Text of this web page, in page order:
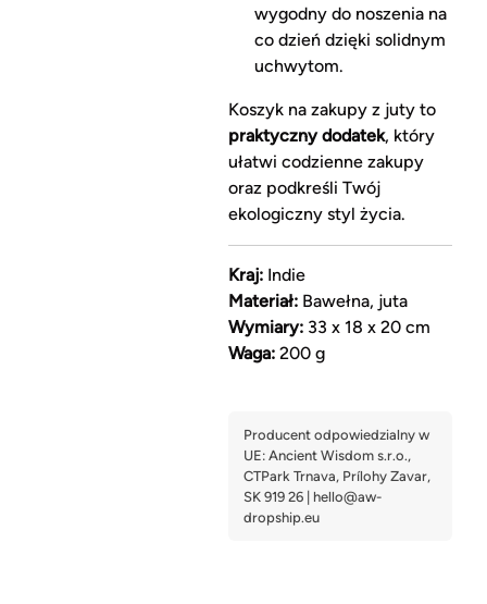
wygodny do noszenia na
co dzień dzięki solidnym
uchwytom.
Koszyk na zakupy z juty to
praktyczny dodatek, który
ułatwi codzienne zakupy
oraz podkreśli Twój
ekologiczny styl życia.
Kraj:Indie
Materiał:Bawełna, juta
Wymiary:33 x 18 x 20 cm
Waga:200 g